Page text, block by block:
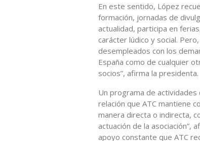
En este sentido, López
formación, jornadas de
actualidad, participa en
carácter lúdico y social.
desempleados con los
España como de cualquier
socios”, afirma la presidenta.
Un programa de
relación que ATC mantiene
manera directa o indirecta,
actuación de la asociación”,
apoyo constante que ATC